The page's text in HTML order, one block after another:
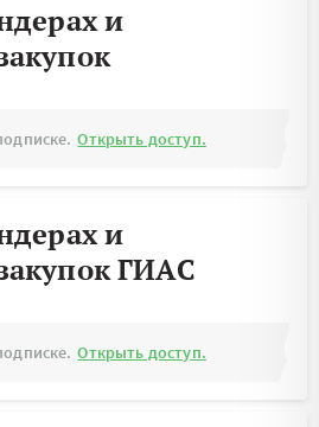
и
Открыть доступ.
и
ГИАС
Открыть доступ.